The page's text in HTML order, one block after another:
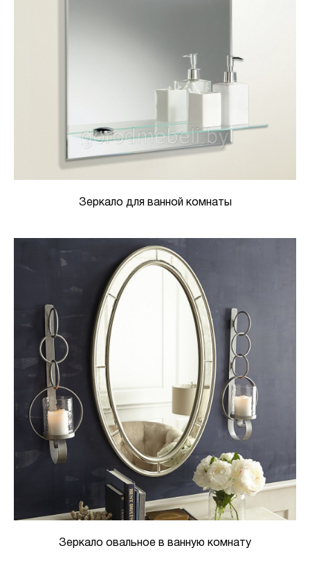
Зеркало для ванной комнаты
Зеркало овальное в ванную комнату